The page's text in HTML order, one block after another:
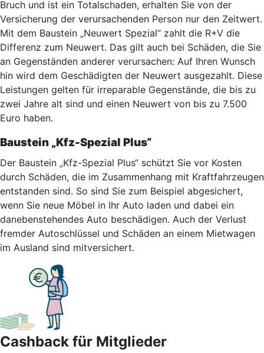
Bruch und ist ein Totalschaden, erhalten Sie von der
Versicherung der verursachenden Person nur den Zeitwert.
Mit dem Baustein „Neuwert Spezial“ zahlt die R+V die
Differenz zum Neuwert. Das gilt auch bei Schäden, die Sie
an Gegenständen anderer verursachen: Auf Ihren Wunsch
hin wird dem Geschädigten der Neuwert ausgezahlt. Diese
Leistungen gelten für irreparable Gegenstände, die bis zu
zwei Jahre alt sind und einen Neuwert von bis zu 7.500
Euro haben.
Baustein „Kfz-Spezial Plus“
Der Baustein „Kfz-Spezial Plus“ schützt Sie vor Kosten
durch Schäden, die im Zusammenhang mit Kraftfahrzeugen
entstanden sind. So sind Sie zum Beispiel abgesichert,
wenn Sie neue Möbel in Ihr Auto laden und dabei ein
danebenstehendes Auto beschädigen. Auch der Verlust
fremder Autoschlüssel und Schäden an einem Mietwagen
im Ausland sind mitversichert.
Cashback für Mitglieder